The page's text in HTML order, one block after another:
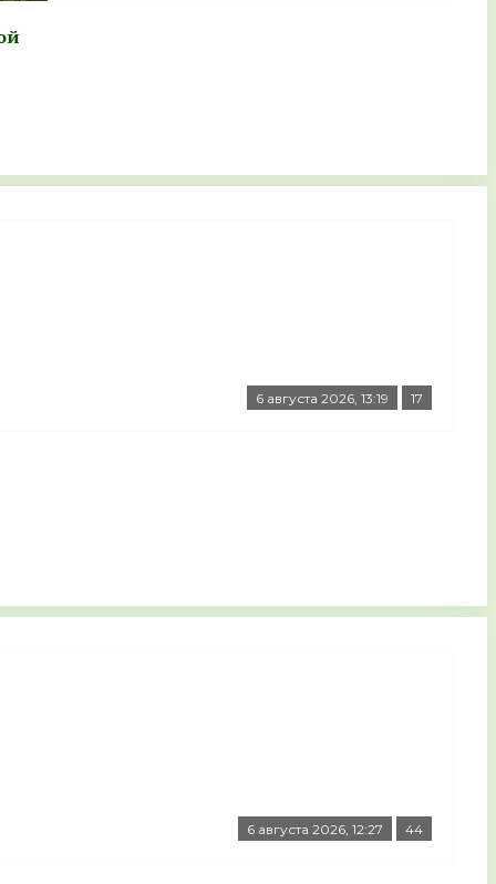
6 августа 2026, 13:19 17
6 августа 2026, 12:27 44